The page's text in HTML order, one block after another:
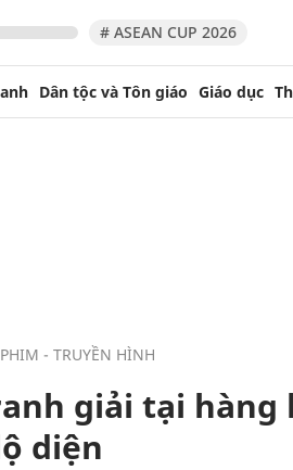
# ASEAN CUP 2026
Dân tộc và Tôn giáo Giáo dục
PHIM - TRUYỀN HÌNH
giải tại hàng
diện